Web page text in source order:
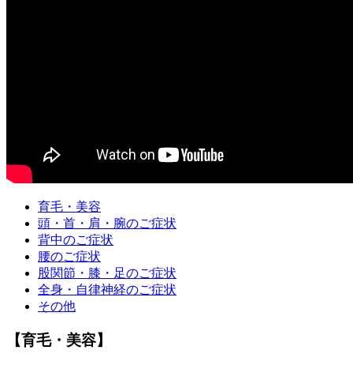
育毛・美容
頭・首・肩・腕のご症状
背中のご症状
腰のご症状
股関節・膝・足のご症状
全身・自律神経のご症状
その他
【育毛・美容】